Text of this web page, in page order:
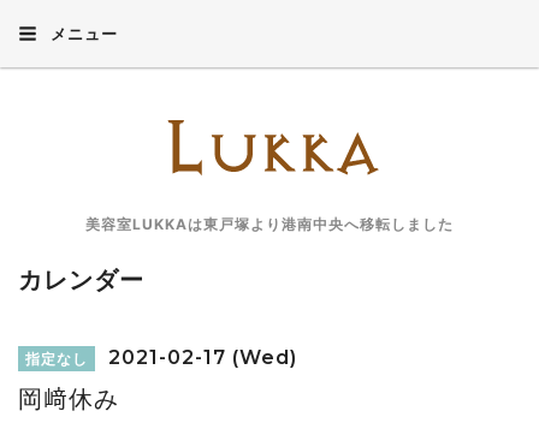
メニュー
美容室LUKKAは東戸塚より港南中央へ移転しました
カレンダー
指定なし 2021-02-17 (Wed)
岡﨑休み